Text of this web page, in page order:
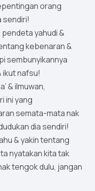
orang
sendiri!
yahudi &
kebenaran &
sembunyikannya
ikut nafsu!
& ilmuwan,
ini yang
semata-mata nak
dia sendiri!
& yakin tentang
nyatakan kita tak
tengok dulu, jangan